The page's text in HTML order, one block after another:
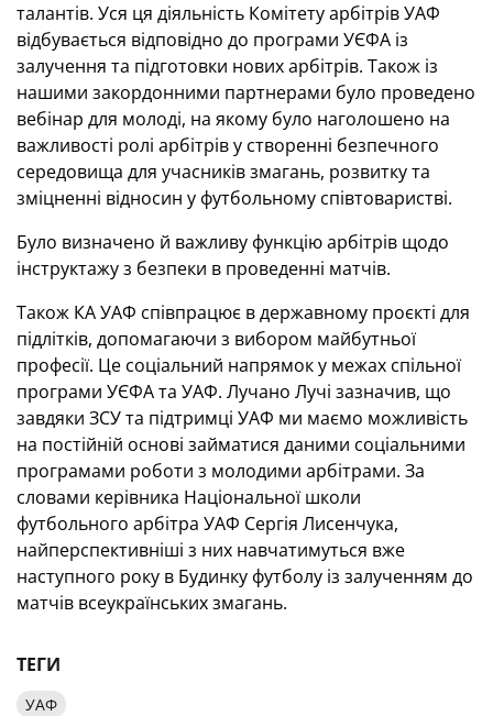
талантів. Уся ця діяльність Комітету арбітрів УАФ
відбувається відповідно до програми УЄФА із
залучення та підготовки нових арбітрів. Також із
нашими закордонними партнерами було проведено
вебінар для молоді, на якому було наголошено на
важливості ролі арбітрів у створенні безпечного
середовища для учасників змагань, розвитку та
зміцненні відносин у футбольному співтоваристві.
Було визначено й важливу функцію арбітрів щодо
інструктажу з безпеки в проведенні матчів.
Також КА УАФ співпрацює в державному проєкті для
підлітків, допомагаючи з вибором майбутньої
професії. Це соціальний напрямок у межах спільної
програми УЄФА та УАФ. Лучано Лучі зазначив, що
завдяки ЗСУ та підтримці УАФ ми маємо можливість
на постійній основі займатися даними соціальними
програмами роботи з молодими арбітрами. За
словами керівника Національної школи
футбольного арбітра УАФ Сергія Лисенчука,
найперспективніші з них навчатимуться вже
наступного року в Будинку футболу із залученням до
матчів всеукраїнських змагань.
ТЕГИ
УАФ